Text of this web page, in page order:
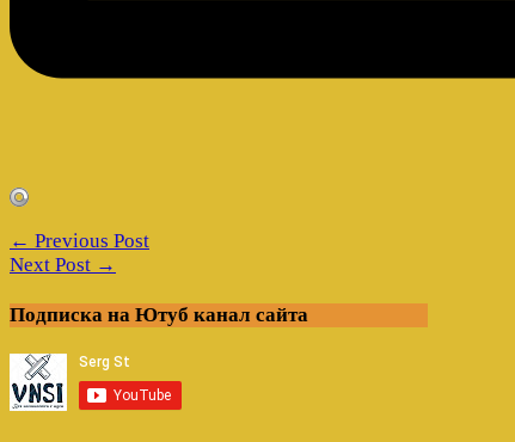
← Previous Post
Next Post →
Подписка на Ютуб канал сайта